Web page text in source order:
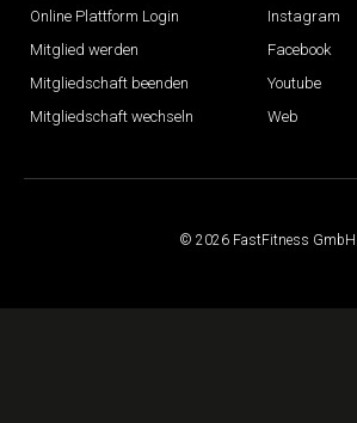
Online Plattform Login
Mitglied werden
Mitgliedschaft beenden
Mitgliedschaft wechseln
Instagram
Facebook
Youtube
Web
© 2026 FastFitness GmbH